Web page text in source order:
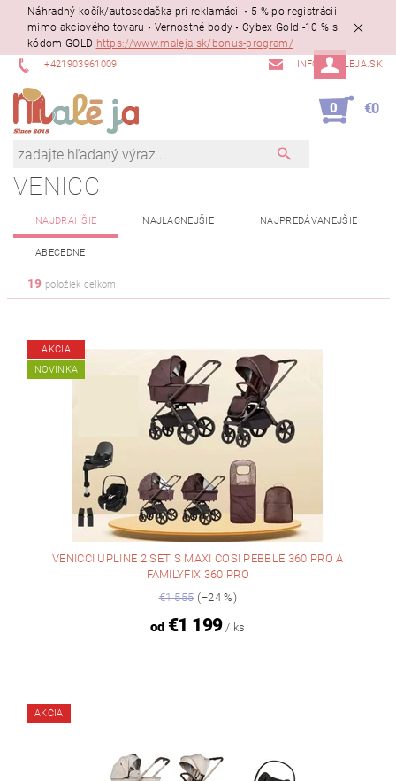
Náhradný kočík/autosedačka pri reklamácii • 5 % po registrácii
mimo akciového tovaru • Vernostné body • Cybex Gold -10 % s
kódom GOLD https://www.maleja.sk/bonus-program/
+421903961009 INFO@MALEJA.SK
0 €0
VENICCI
NAJDRAHŠIE NAJLACNEJŠIE NAJPREDÁVANEJŠIE
ABECEDNE
19 položiek celkom
AKCIA
NOVINKA
VENICCI UPLINE 2 SET S MAXI COSI PEBBLE 360 PRO A
FAMILYFIX 360 PRO
€1 555(–24 %)
od€1 199 / ks
AKCIA